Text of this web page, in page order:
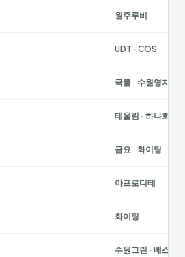
원주루비
UDT · COS
국룰 · 수원영지
테울림 · 하나회
금요 · 화이팅
아프로디테
화이팅
수원그린 · 베스트